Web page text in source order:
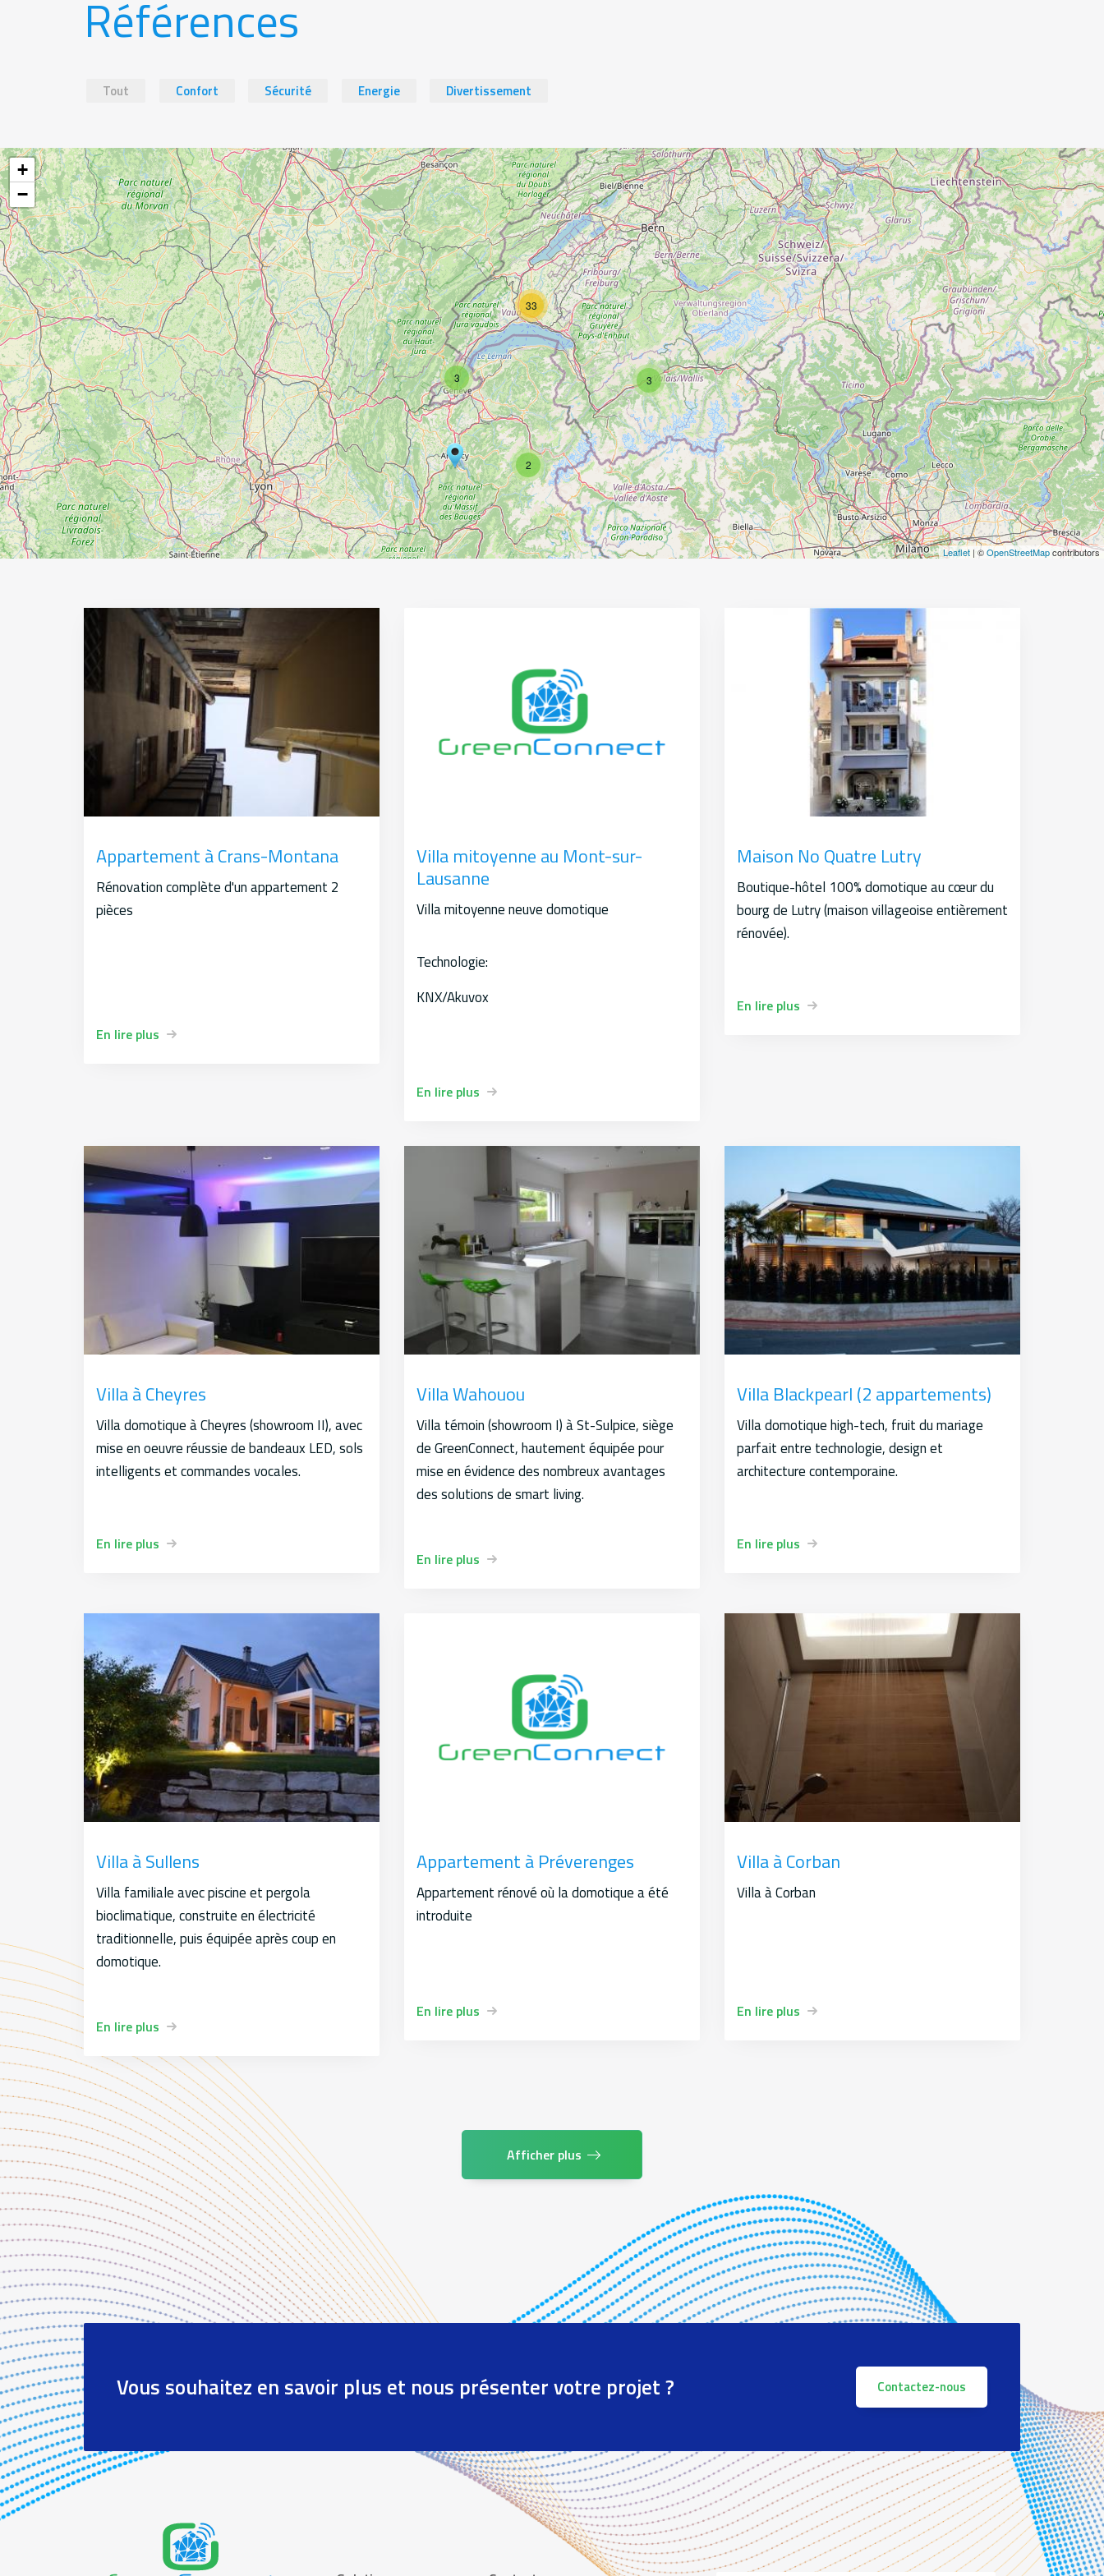
Références
Tout Confort Sécurité Energie Divertissement
3
2
3
33
+
−
Leaflet | ©OpenStreetMapcontributors
Appartement à Crans-Montana
Rénovation complète d'un appartement 2
pièces
En lire plus
Villa mitoyenne au Mont-sur-
Lausanne
Villa mitoyenne neuve domotique
Technologie:
KNX/Akuvox
En lire plus
Maison No Quatre Lutry
Boutique-hôtel 100% domotique au cœur du
bourg de Lutry (maison villageoise entièrement
rénovée).
En lire plus
Villa à Cheyres
Villa domotique à Cheyres (showroom II), avec
mise en oeuvre réussie de bandeaux LED, sols
intelligents et commandes vocales.
En lire plus
Villa Wahouou
Villa témoin (showroom I) à St-Sulpice, siège
de GreenConnect, hautement équipée pour
mise en évidence des nombreux avantages
des solutions de smart living.
En lire plus
Villa Blackpearl (2 appartements)
Villa domotique high-tech, fruit du mariage
parfait entre technologie, design et
architecture contemporaine.
En lire plus
Villa à Sullens
Villa familiale avec piscine et pergola
bioclimatique, construite en électricité
traditionnelle, puis équipée après coup en
domotique.
En lire plus
Appartement à Préverenges
Appartement rénové où la domotique a été
introduite
En lire plus
Villa à Corban
Villa à Corban
En lire plus
Afficher plus
Vous souhaitez en savoir plus et nous présenter votre projet ? Contactez-nous